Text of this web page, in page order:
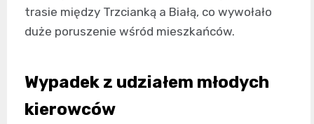
trasie między Trzcianką a Białą, co wywołało
duże poruszenie wśród mieszkańców.
Wypadek z udziałem młodych
kierowców